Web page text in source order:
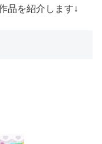
品を紹介します↓